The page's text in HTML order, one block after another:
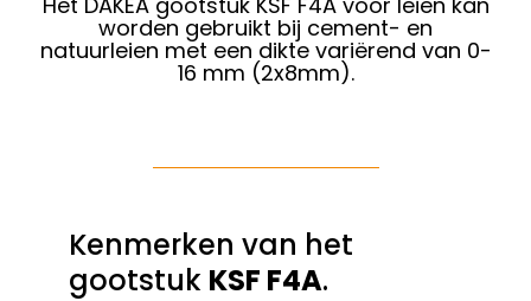
worden gebruikt bij cement- en
natuurleien met een dikte variërend van 0-
16 mm (2x8mm).
Kenmerken van het
gootstuk KSF F4A.